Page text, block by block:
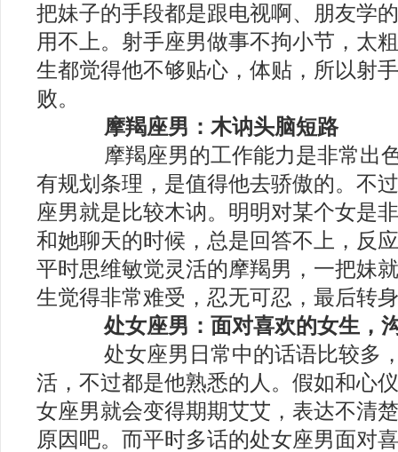
把妹子的手段都是跟电视啊、朋友学
用不上。射手座男做事不拘小节，太
生都觉得他不够贴心，体贴，所以射
败。
摩羯座男：木讷头脑短路
摩羯座男的工作能力是非常出
有规划条理，是值得他去骄傲的。不
座男就是比较木讷。明明对某个女是
和她聊天的时候，总是回答不上，反
平时思维敏觉灵活的摩羯男，一把妹
生觉得非常难受，忍无可忍，最后转
处女座男：面对喜欢的女生，
处女座男日常中的话语比较多
活，不过都是他熟悉的人。假如和心
女座男就会变得期期艾艾，表达不清
原因吧。而平时多话的处女座男面对